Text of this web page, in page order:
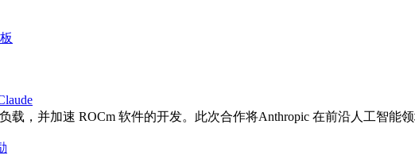
载，并加速 ROCm 软件的开发。此次合作将Anthropic 在前沿人工智